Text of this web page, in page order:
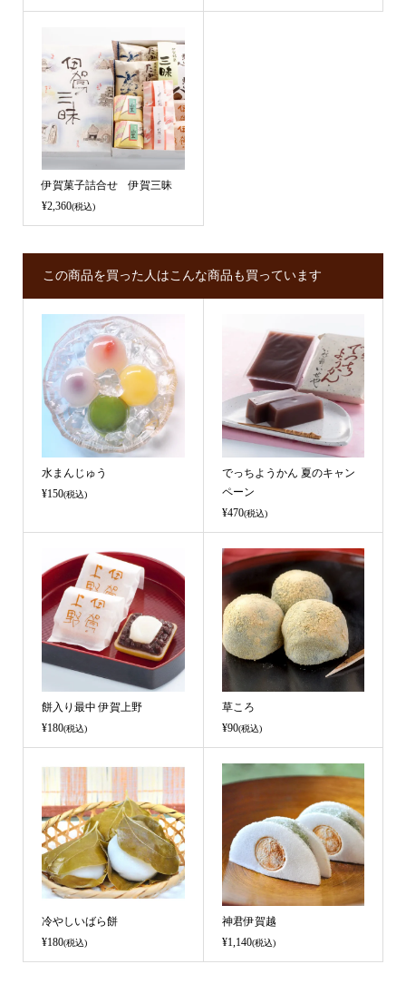
伊賀菓子詰合せ 伊賀三昧
¥2,360(税込)
この商品を買った人はこんな商品も買っています
水まんじゅう
¥150(税込)
でっちようかん 夏のキャン
ペーン
¥470(税込)
餅入り最中 伊賀上野
¥180(税込)
草ころ
¥90(税込)
冷やしいばら餅
¥180(税込)
神君伊賀越
¥1,140(税込)